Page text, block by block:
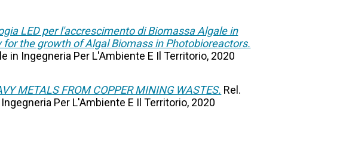
LED per l'accrescimento di Biomassa Algale in
the growth of Algal Biomass in Photobioreactors.
in Ingegneria Per L'Ambiente E Il Territorio, 2020
METALS FROM COPPER MINING WASTES. Rel.
Per L'Ambiente E Il Territorio, 2020